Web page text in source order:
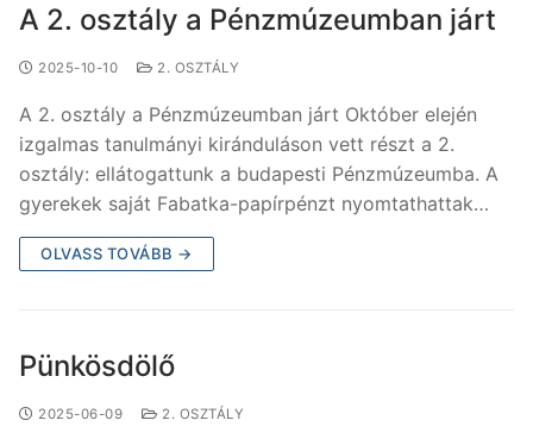
A 2. osztály a Pénzmúzeumban járt
2025-10-10 2. OSZTÁLY
A 2. osztály a Pénzmúzeumban járt Október elején
izgalmas tanulmányi kiránduláson vett részt a 2.
osztály: ellátogattunk a budapesti Pénzmúzeumba. A
gyerekek saját Fabatka-papírpénzt nyomtathattak…
OLVASS TOVÁBB →
Pünkösdölő
2025-06-09 2. OSZTÁLY